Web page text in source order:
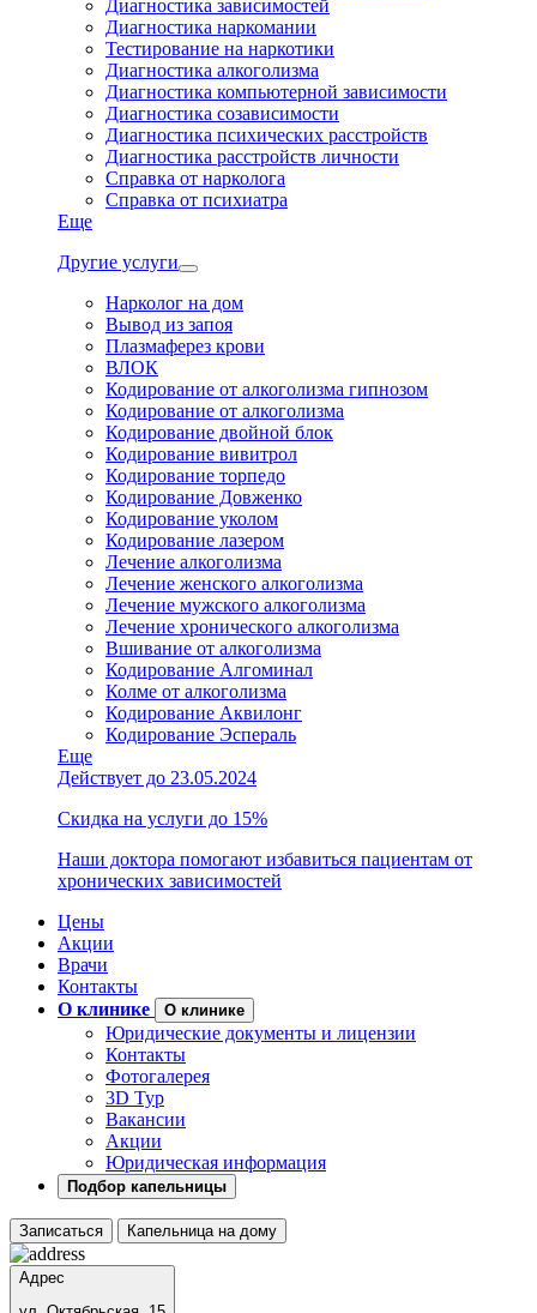
Диагностика зависимостей
Диагностика наркомании
Тестирование на наркотики
Диагностика алкоголизма
Диагностика компьютерной зависимости
Диагностика созависимости
Диагностика психических расстройств
Диагностика расстройств личности
Справка от нарколога
Справка от психиатра
Еще
Другие услуги
Нарколог на дом
Вывод из запоя
Плазмаферез крови
ВЛОК
Кодирование от алкоголизма гипнозом
Кодирование от алкоголизма
Кодирование двойной блок
Кодирование вивитрол
Кодирование торпедо
Кодирование Довженко
Кодирование уколом
Кодирование лазером
Лечение алкоголизма
Лечение женского алкоголизма
Лечение мужского алкоголизма
Лечение хронического алкоголизма
Вшивание от алкоголизма
Кодирование Алгоминал
Колме от алкоголизма
Кодирование Аквилонг
Кодирование Эспераль
Еще
Действует до 23.05.2024
Скидка на услуги до 15%
Наши доктора помогают избавиться пациентам от
хронических зависимостей
Цены
Акции
Врачи
Контакты
О клинике
О клинике
Юридические документы и лицензии
Контакты
Фотогалерея
3D Тур
Вакансии
Акции
Юридическая информация
Подбор капельницы
Записаться Капельница на дому
Адрес